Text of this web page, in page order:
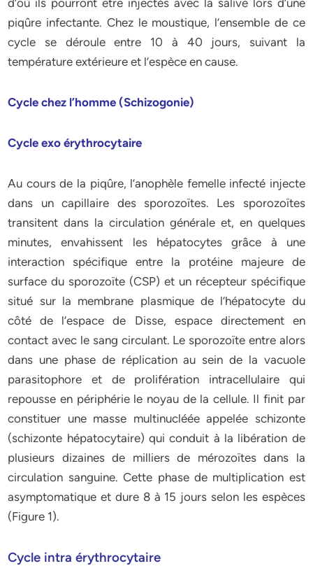
d’où ils pourront être injectés avec la salive lors d’une
piqûre infectante. Chez le moustique, l’ensemble de ce
cycle se déroule entre 10 à 40 jours, suivant la
température extérieure et l’espèce en cause.
Cycle chez l’homme (Schizogonie)
Cycle exo érythrocytaire
Au cours de la piqûre, l’anophèle femelle infecté injecte
dans un capillaire des sporozoïtes. Les sporozoïtes
transitent dans la circulation générale et, en quelques
minutes, envahissent les hépatocytes grâce à une
interaction spécifique entre la protéine majeure de
surface du sporozoïte (CSP) et un récepteur spécifique
situé sur la membrane plasmique de l’hépatocyte du
côté de l’espace de Disse, espace directement en
contact avec le sang circulant. Le sporozoïte entre alors
dans une phase de réplication au sein de la vacuole
parasitophore et de prolifération intracellulaire qui
repousse en périphérie le noyau de la cellule. Il finit par
constituer une masse multinucléée appelée schizonte
(schizonte hépatocytaire) qui conduit à la libération de
plusieurs dizaines de milliers de mérozoïtes dans la
circulation sanguine. Cette phase de multiplication est
asymptomatique et dure 8 à 15 jours selon les espèces
(Figure 1).
Cycle intra érythrocytaire